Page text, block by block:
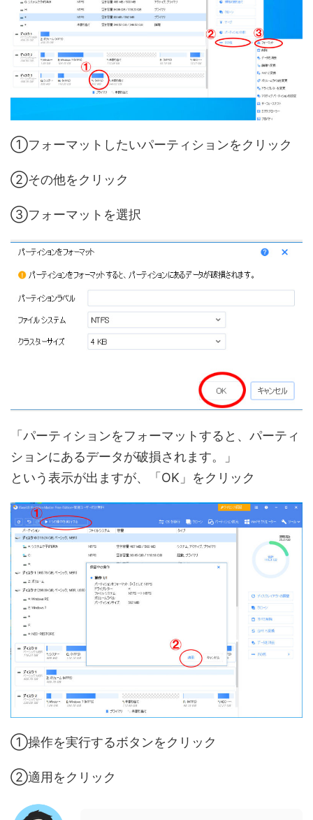
①フォーマットしたいパーティションをクリック
②その他をクリック
③フォーマットを選択
「パーティションをフォーマットすると、パーティ
ションにあるデータが破損されます。」
という表示が出ますが、「OK」をクリック
①操作を実行するボタンをクリック
②適用をクリック